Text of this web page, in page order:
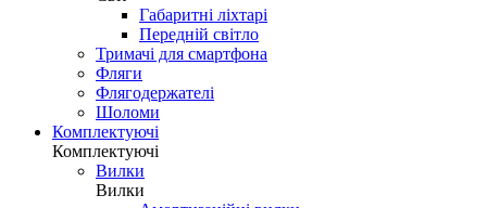
Габаритні ліхтарі
Передній світло
Тримачі для смартфона
Фляги
Флягодержателі
Шоломи
Комплектуючі
Комплектуючі
Вилки
Вилки